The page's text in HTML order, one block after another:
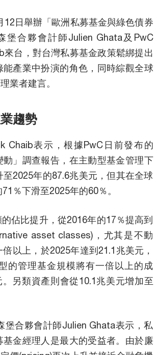
日舉辦「歐洲私募基金與綠色債券
合夥會計師Julien Ghata及PwC
台，對台灣私募基金政策鬆綁提出
產業中扮演的角色，同時綜觀全球
業者建言。
趨勢
Chaib表示，根據PwC日前發布的
動」調查報告，在主動型基金管理下
2025年的87.6兆美元，但其在全球
％下滑至2025年的60％。
佔比提升，從2016年的17％提高到
asset classes)，尤其是不動
以上，於2025年達到21.1兆美元，
的管理基金規模將有一倍以上的成
另類資產則會從10.1兆美元增加至
合夥會計師Julien Ghata表示，私
金經理人是最大的受益者。由於廉